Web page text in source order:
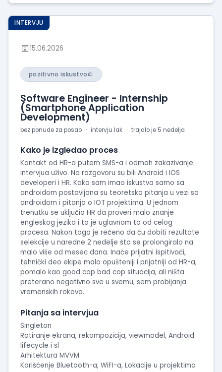
INTERVJU
15.06.2026
pozitivno iskustvo
Software Engineer - Internship
(Smartphone Application
Development)
bez ponude za posao intervju lak trajalo je 5 nedelja
Kako je izgledao proces
Kontakt od HR-a putem SMS-a i odmah zakazivanje
intervjua uživo. Na razgovoru su bili Android i IOS
developeri i HR. Kako sam imao iskustva samo sa
androidom postavljana su teoretska pitanja u vezi sa
androidom i pitanja o IOT projektima. U jednom
trenutku se uključio HR da proveri malo znanje
engleskog jezika i to je uglavnom to od celog
procesa. Nakon toga je rečeno da ću dobiti rezultate
selekcije u naredne 2 nedelje što se prolongiralo na
malo više od mesec dana. Inače prijatni ispitivači,
tehnički deo ekipe malo opušteniji i prijatniji od HR-a,
pomalo kao good cop bad cop situacija, ali ništa
preterano negativno sve u svemu, sem probijanja
vremenskih rokova.
Pitanja sa intervjua
Singleton
Rotiranje ekrana, rekompozicija, viewmodel, Android
lifecycle i sl
Arhitektura MVVM
Korišćenje Bluetooth-a, WiFI-a, Lokacije u projektima